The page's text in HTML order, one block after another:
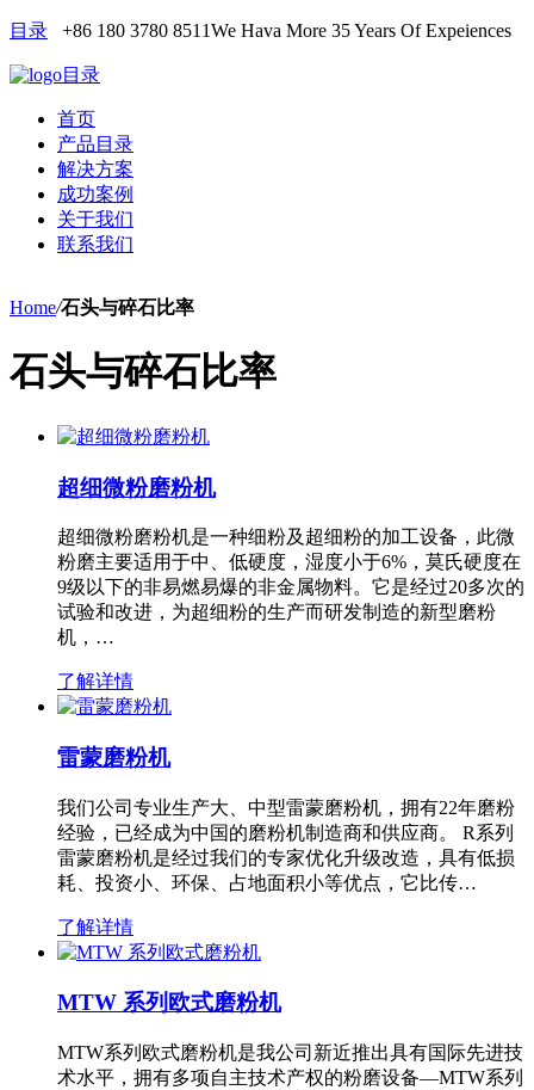
目录 +86 180 3780 8511We Hava More 35 Years Of Expeiences
目录
首页
产品目录
解决方案
成功案例
关于我们
联系我们
Home/石头与碎石比率
石头与碎石比率
超细微粉磨粉机
超细微粉磨粉机是一种细粉及超细粉的加工设备，此微
粉磨主要适用于中、低硬度，湿度小于6%，莫氏硬度在
9级以下的非易燃易爆的非金属物料。它是经过20多次的
试验和改进，为超细粉的生产而研发制造的新型磨粉
机，…
了解详情
雷蒙磨粉机
我们公司专业生产大、中型雷蒙磨粉机，拥有22年磨粉
经验，已经成为中国的磨粉机制造商和供应商。 R系列
雷蒙磨粉机是经过我们的专家优化升级改造，具有低损
耗、投资小、环保、占地面积小等优点，它比传…
了解详情
MTW 系列欧式磨粉机
MTW系列欧式磨粉机是我公司新近推出具有国际先进技
术水平，拥有多项自主技术产权的粉磨设备—MTW系列